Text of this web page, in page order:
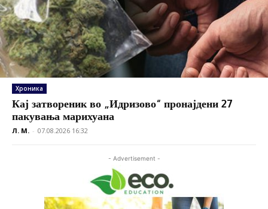
Хроника
Кај затвореник во „Идризово“ пронајдени 27
пакувања марихуана
Л. М. - 07.08.2026 16:32
- Advertisement -